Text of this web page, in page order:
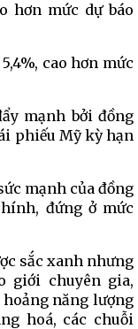
hơn mức dự báo
cao hơn mức
mạnh bởi đồng
phiếu Mỹ kỳ hạn
mạnh của đồng
đứng ở mức
sắc xanh nhưng
giới chuyên gia,
năng lượng
hoá, các chuỗi